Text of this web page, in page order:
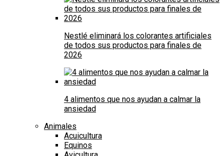
Nestlé eliminará los colorantes artificiales
de todos sus productos para finales de
2026
4 alimentos que nos ayudan a calmar la
ansiedad
Animales
Acuicultura
Equinos